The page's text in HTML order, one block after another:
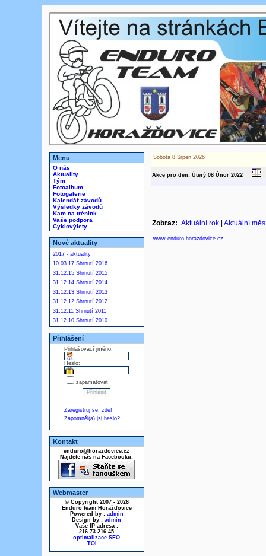
Menu
O nás
Aktuality
Tým
Fotoalbum
Fotogalerie
Kalendář závodů
Výsledky závodů
Kam na trénink
Vaše podpora
Cyklovýlety
Nové aktuality
2017 - aktuality
10.03.17 Shrnutí 2016
31.12.15 Shrnutí 2015
31.12.14 Shrnutí 2014
31.12.13 Shrnutí 2013
31.12.12 Shrnutí 2012
31.12.11 Shrnutí 2011
31.12.10 Shrnutí 2010
Přihlášení
Přihlašovací jméno:
Heslo:
zapamatovat
Zaregistruj se, zde!
Zapomněl(a) jsi heslo?
Kontakt
enduro@horazdovice.cz
Najdete nás na Facebooku:
Webmaster
© Copyright 2007 - 2026
Enduro team Horažďovice
Powered by : admin
Design by : admin
Vaše IP adresa :
216.73.216.45
optimalizace SEO
Sobota 8 Srpen 2026
Akce pro den: Úterý 08 Únor2022
Zobraz: Aktuální rok| Aktuální
www.enduro.horazdovice.cz